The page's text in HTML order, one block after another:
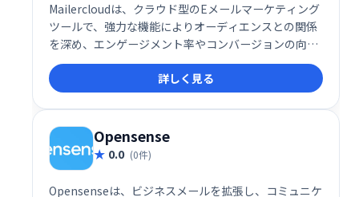
Mailercloudは、クラウド型のEメールマーケティング
ツールで、強力な機能によりオーディエンスとの関係
を深め、エンゲージメント率やコンバージョンの向上
を支援します。直感的なインターフェースと柔軟な機
能で、マーケティングキャンペーンを効果的に展開し
たい企業に最適です。
詳しく見る
Opensense
0.0 (0件)
Opensenseは、ビジネスメールを拡張し、コミュニケ